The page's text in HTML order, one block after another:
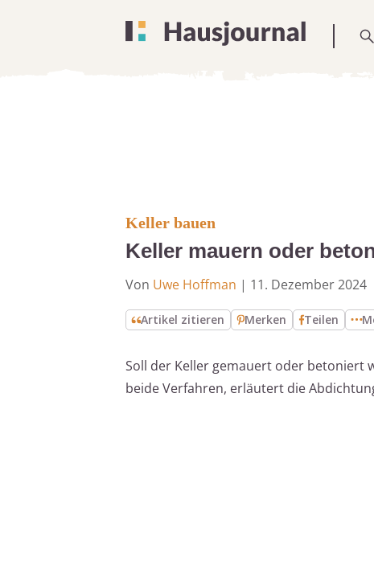
Keller bauen
Keller mauern oder
Von Uwe Hoffman | 11. Dezember 2024
Artikel zitieren Merken Teilen
Soll der Keller gemauert oder betoniert
beide Verfahren, erläutert die